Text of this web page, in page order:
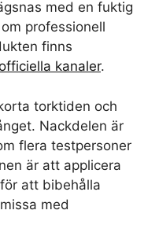
med en fuktig
professionell
finns
kanaler.
torktiden och
Nackdelen är
flera testpersoner
är att applicera
att bibehålla
med